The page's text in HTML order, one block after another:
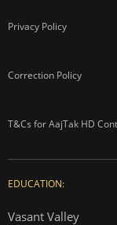
Privacy Policy
Correction Policy
T&Cs for AajTak HD
EDUCATION:
Vasant Valley